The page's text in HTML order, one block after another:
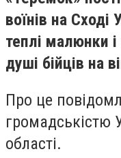
воїнів на
теплі малюнки і
душі бійців на
Про це
громадськістю
області.